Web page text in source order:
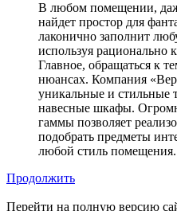
В любом помещении,
найдет простор для
лаконично заполнит
используя рационально
Главное, обращаться к
нюансах. Компания
уникальные и стильные
навесные шкафы.
гаммы позволяет
подобрать предметы
любой стиль помещения.
Продолжить
Перейти на полную версию